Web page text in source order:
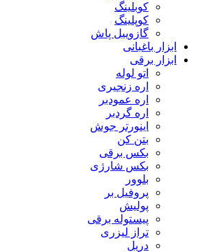
کوبلینگ
کوپلینگ
گازوییل پاش
ابزار باغبانی
ابزار برقی
اتو لوله
اره زنجیری
اره عمودبر
اره گردبر
اینورتر جوش
بتن کن
بکس برقی
بکس شارژی
بلوور
پروفیل بر
پولیش
پیستوله برقی
تراز لیزری
دریل